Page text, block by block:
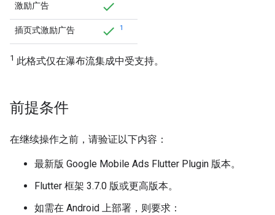
激励广告
插页式激励广告 1
1 此格式仅在瀑布流集成中受支持。
前提条件
在继续操作之前，请验证以下内容：
最新版 Google Mobile Ads Flutter Plugin 版本。
Flutter 框架 3.7.0 版或更高版本。
如需在 Android 上部署，则要求：